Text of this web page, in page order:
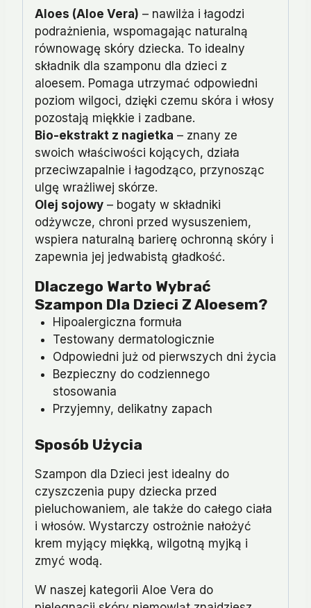
Aloes (Aloe Vera) – nawilża i łagodzi
podrażnienia, wspomagając naturalną
równowagę skóry dziecka. To idealny
składnik dla szamponu dla dzieci z
aloesem. Pomaga utrzymać odpowiedni
poziom wilgoci, dzięki czemu skóra i włosy
pozostają miękkie i zadbane.
Bio-ekstrakt z nagietka – znany ze
swoich właściwości kojących, działa
przeciwzapalnie i łagodząco, przynosząc
ulgę wrażliwej skórze.
Olej sojowy – bogaty w składniki
odżywcze, chroni przed wysuszeniem,
wspiera naturalną barierę ochronną skóry i
zapewnia jej jedwabistą gładkość.
Dlaczego Warto Wybrać
Szampon Dla Dzieci Z Aloesem?
Hipoalergiczna formuła
Testowany dermatologicznie
Odpowiedni już od pierwszych dni życia
Bezpieczny do codziennego
stosowania
Przyjemny, delikatny zapach
Sposób Użycia
Szampon dla Dzieci jest idealny do
czyszczenia pupy dziecka przed
pieluchowaniem, ale także do całego ciała
i włosów. Wystarczy ostrożnie nałożyć
krem myjący miękką, wilgotną myjką i
zmyć wodą.
W naszej kategorii Aloe Vera do